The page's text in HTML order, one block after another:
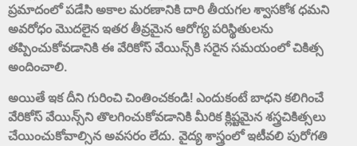
ప్రమాదంలో పడేసి అకాల మరణానికి దారి తీయగల శ్వాసకోశ ధమని
అవరోధం మొదలైన ఇతర తీవ్రమైన ఆరోగ్య పరిస్థితులను
తప్పించుకోవడానికి ఈ వేరికోస్ వేయిన్స్‌కి సరైన సమయంలో చికిత్స
అందించాలి.
అయితే ఇక దీని గురించి చింతించకండి! ఎందుకంటే బాధని కలిగించే
వేరికోస్ వేయిన్స్‌ని తొలగించుకోవడానికి మీరిక క్లిష్టమైన శస్త్రచికిత్సలు
చేయించుకోవాల్సిన అవసరం లేదు. వైద్య శాస్త్రంలో ఇటీవలి పురోగతి